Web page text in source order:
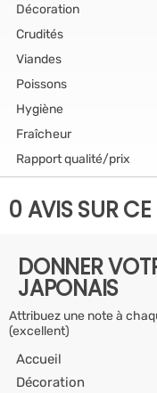
Décoration
Crudités
Viandes
Poissons
Hygiène
Fraîcheur
Rapport qualité/prix
0 AVIS SUR
DONNER
JAPONAIS
Attribuez une note à
(excellent)
Accueil
Décoration